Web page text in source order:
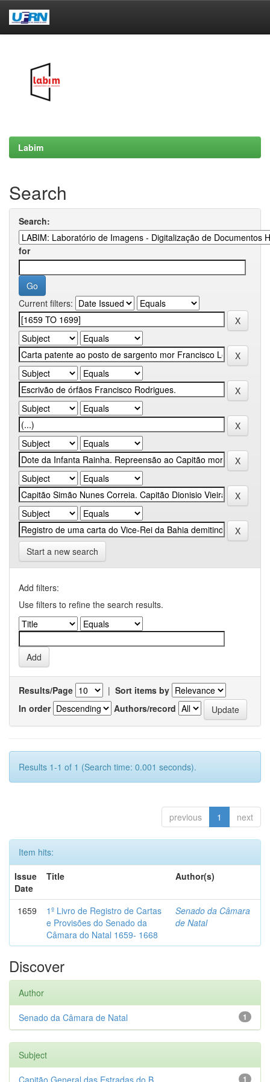
Labim
Search
Search:
for
Current filters:
Start a new search
Add filters:
Use filters to refine the search results.
Results/Page | Sort items by
In order
Authors/record
Results 1-1 of 1 (Search time: 0.001 seconds).
previous 1 next
Item hits:
Issue
Date
Title Author(s)
1659
1º Livro de Registro de Cartas
e Provisões do Senado da
Câmara do Natal 1659- 1668
Senado da Câmara
de Natal
Discover
Author
1
Senado da Câmara de Natal
Subject
1
Capitão General das Estradas do B...